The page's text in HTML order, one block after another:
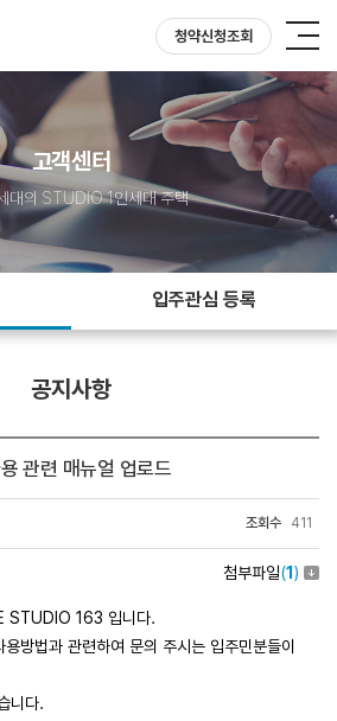
청약신청조회
고객센터
의 STUDIO 1인세대 주택
입주관심 등록
공지사항
관련 매뉴얼 업로드
조회수 411
첨부파일(1 )
STUDIO 163 입니다.
방법과 관련하여 문의 주시는 입주민분들이
니다.